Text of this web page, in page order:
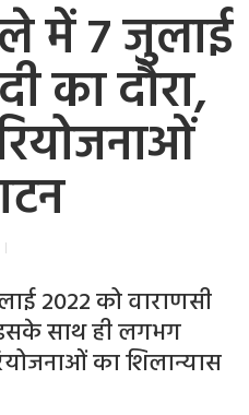
में 7 जुलाई
का दौरा,
2022 को वाराणसी
साथ ही लगभग
का शिलान्यास